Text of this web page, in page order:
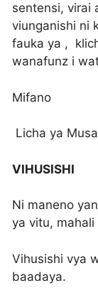
sentensi, virai
viunganishi ni
fauka ya ,
wanafunz i
Mifano
Licha ya
VIHUSISHI
Ni maneno
ya vitu,
Vihusishi vya
baadaya.